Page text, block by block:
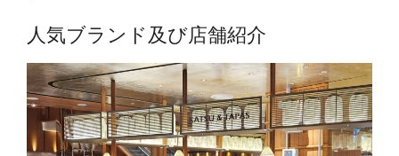
人気ブランド及び店舗紹介